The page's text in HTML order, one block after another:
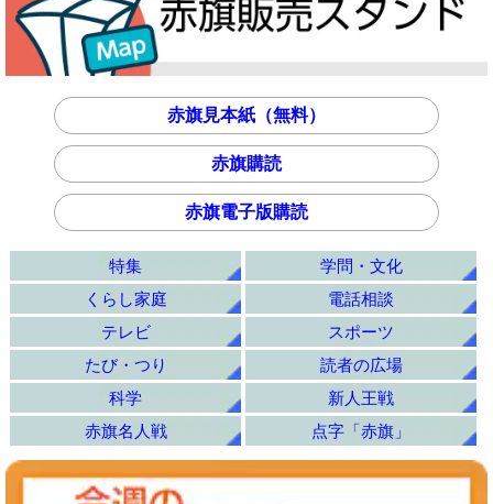
赤旗見本紙（無料）
赤旗購読
赤旗電子版購読
特集
学問・文化
くらし家庭
電話相談
テレビ
スポーツ
たび・つり
読者の広場
科学
新人王戦
赤旗名人戦
点字「赤旗」